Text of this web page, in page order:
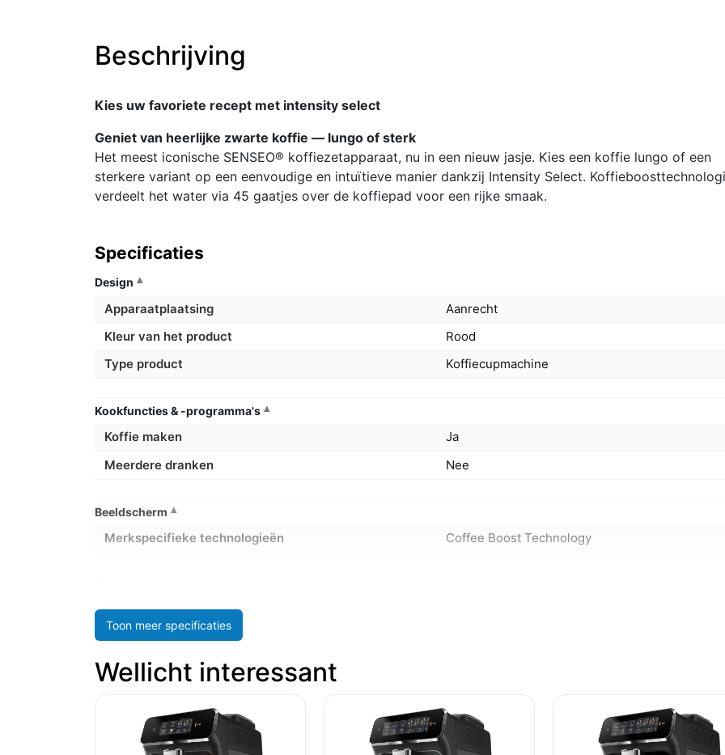
Beschrijving
Kies uw favoriete recept met intensity select
Geniet van heerlijke zwarte koffie — lungo of sterk
Het meest iconische SENSEO® koffiezetapparaat, nu in een nieuw jasje. Kies een koffie lungo of een
sterkere variant op een eenvoudige en intuïtieve manier dankzij Intensity Select.
verdeelt het water via 45 gaatjes over de koffiepad voor een rijke smaak.
Specificaties
Design
Apparaatplaatsing
Aanrecht
Kleur van het product
Rood
Type product
Koffiecupmachine
Kookfuncties & -programma's
Koffie maken
Ja
Meerdere dranken
Nee
Beeldscherm
Merkspecifieke technologieën Coffee Boost Technology
Capaciteit in kopjes
Capaciteit watertank
Ingebouwde molen
Koffie invoertype
Koffiepad
Koffiezet apparaat type
Handmatig
Toon meer specificaties
Wellicht interessant